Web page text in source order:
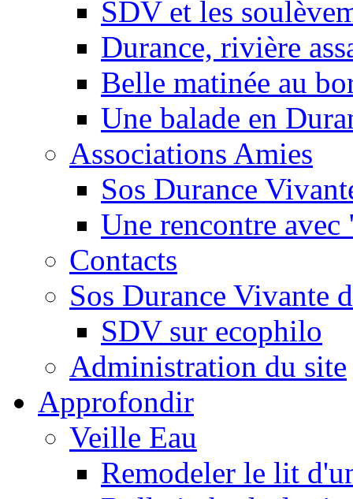
SDV et les
Durance, rivière
Belle matinée au
Une balade en
Associations Amies
Sos Durance
Une rencontre
Contacts
Sos Durance Vivante
SDV sur ecophilo
Administration du site
Approfondir
Veille Eau
Remodeler le lit